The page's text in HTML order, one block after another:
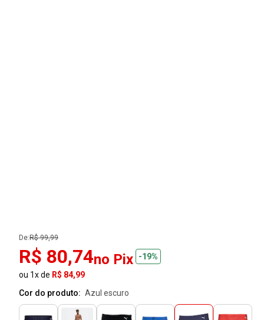
De:R$ 99,99
R$ 80,74no Pix
-19%
ou 1x de R$ 84,99
Cor do produto:
azul escuro